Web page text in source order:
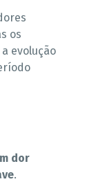
os
evolução
dor
.